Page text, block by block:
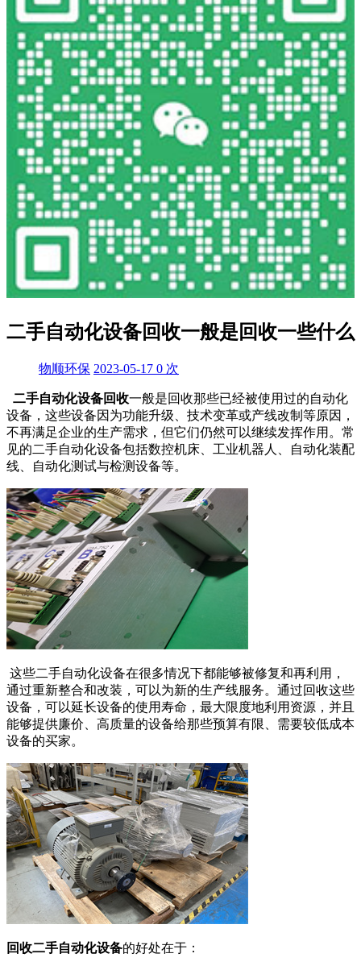
二手自动化设备回收一般是回收一些什么
物顺环保 2023-05-17 0 次
二手自动化设备回收一般是回收那些已经被使用过的自动化
设备，这些设备因为功能升级、技术变革或产线改制等原因，
不再满足企业的生产需求，但它们仍然可以继续发挥作用。常
见的二手自动化设备包括数控机床、工业机器人、自动化装配
线、自动化测试与检测设备等。
这些二手自动化设备在很多情况下都能够被修复和再利用，
通过重新整合和改装，可以为新的生产线服务。通过回收这些
设备，可以延长设备的使用寿命，最大限度地利用资源，并且
能够提供廉价、高质量的设备给那些预算有限、需要较低成本
设备的买家。
回收二手自动化设备的好处在于：